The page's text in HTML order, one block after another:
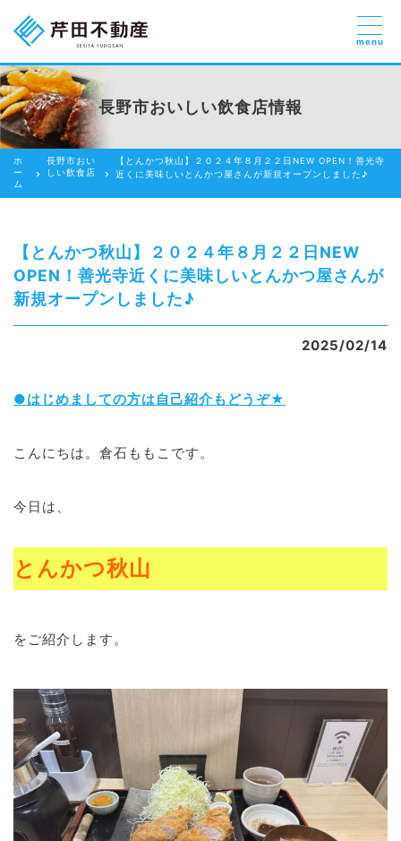
売りたい
貸したい方
依頼する
借りたい
買いたい
賃貸管理のご提案
芹田不動産の強み
会社紹介
お部屋探し専用LINEはこちら
menu
長野市おいしい飲食店情報
ホ
ー
ム
長野市おい
しい飲食店
【とんかつ秋山】２０２４年８月２２日NEW OPEN！善光寺
近くに美味しいとんかつ屋さんが新規オープンしました♪
【とんかつ秋山】２０２４年８月２２日NEW
OPEN！善光寺近くに美味しいとんかつ屋さんが
新規オープンしました♪
2025/02/14
●はじめましての方は自己紹介もどうぞ★
こんにちは。倉石ももこです。
今日は、
とんかつ秋山
をご紹介します。